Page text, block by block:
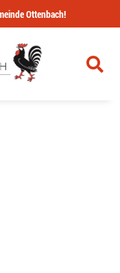
Ottenbach!